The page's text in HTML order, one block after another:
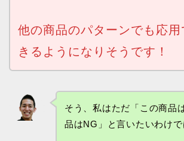
他の商品のパターンでも応用
きるようになりそうです！
そう、私はただ「この商品
品はNG」と言いたいわけで